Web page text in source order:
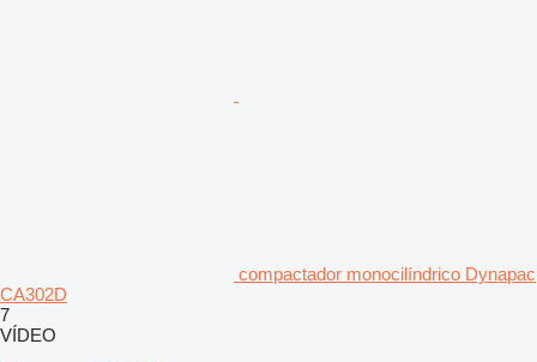
compactador monocilíndrico Dynapac
CA302D
7
VÍDEO